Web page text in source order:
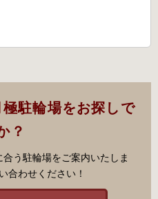
駐輪場をお探しで
？
う駐輪場をご案内いたしま
合わせください！